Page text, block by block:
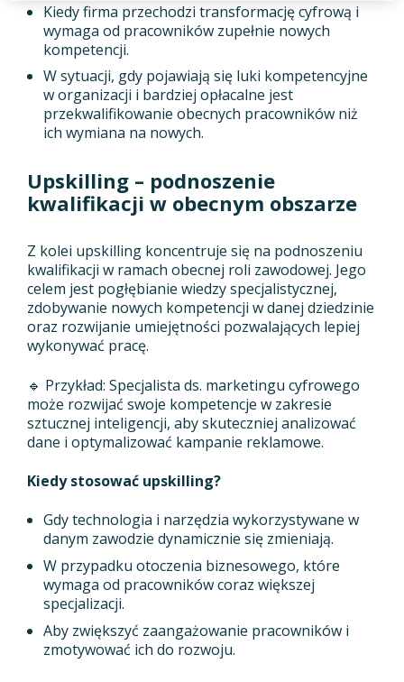
Kiedy firma przechodzi transformację cyfrową i
wymaga od pracowników zupełnie nowych
kompetencji.
W sytuacji, gdy pojawiają się luki kompetencyjne
w organizacji i bardziej opłacalne jest
przekwalifikowanie obecnych pracowników niż
ich wymiana na nowych.
Upskilling – podnoszenie
kwalifikacji w obecnym obszarze
Z kolei upskilling koncentruje się na podnoszeniu
kwalifikacji w ramach obecnej roli zawodowej. Jego
celem jest pogłębianie wiedzy specjalistycznej,
zdobywanie nowych kompetencji w danej dziedzinie
oraz rozwijanie umiejętności pozwalających lepiej
wykonywać pracę.
🔹 Przykład: Specjalista ds. marketingu cyfrowego
może rozwijać swoje kompetencje w zakresie
sztucznej inteligencji, aby skuteczniej analizować
dane i optymalizować kampanie reklamowe.
Kiedy stosować upskilling?
Gdy technologia i narzędzia wykorzystywane w
danym zawodzie dynamicznie się zmieniają.
W przypadku otoczenia biznesowego, które
wymaga od pracowników coraz większej
specjalizacji.
Aby zwiększyć zaangażowanie pracowników i
zmotywować ich do rozwoju.